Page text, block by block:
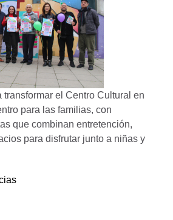
transformar el Centro Cultural en
para las familias, con
que combinan entretención,
para disfrutar junto a niñas y